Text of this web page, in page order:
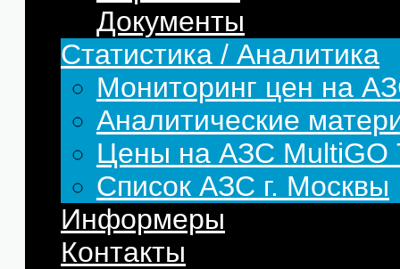
Документы
Статистика / Аналитика
Мониторинг цен на
Аналитические
Цены на АЗС
Список АЗС г. Москвы
Информеры
Контакты